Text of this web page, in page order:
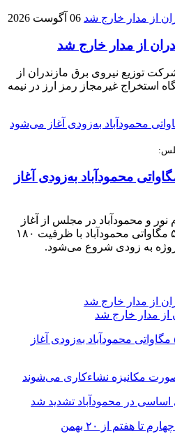
06 آگوست 2026
توزیع نیروی برق مازندران از
و جمع‌آوری ۱۹ دستگاه استخراج غیرمجاز رمز ارز در نیمه
نخست نیروگاه ۵۰۰ مگاواتی محمودآباد به‌زودی آغاز
نور و محمودآباد در مجلس از آغاز
اجرای فاز نخست نیروگاه ۵۰۰ مگاواتی محمودآباد با ظرفیت ۱۸۰
به زودی شروع می‌شود.
فاز نخست نیروگاه ۵۰۰ مگاواتی محمودآباد به‌زودی آغاز
اساسی در محمودآباد تشدید شد
هفتم از ۲۰ بهمن